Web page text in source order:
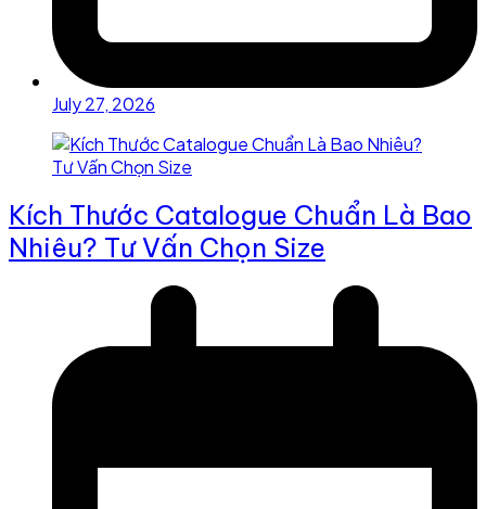
July 27, 2026
Kích Thước Catalogue Chuẩn Là Bao
Nhiêu? Tư Vấn Chọn Size